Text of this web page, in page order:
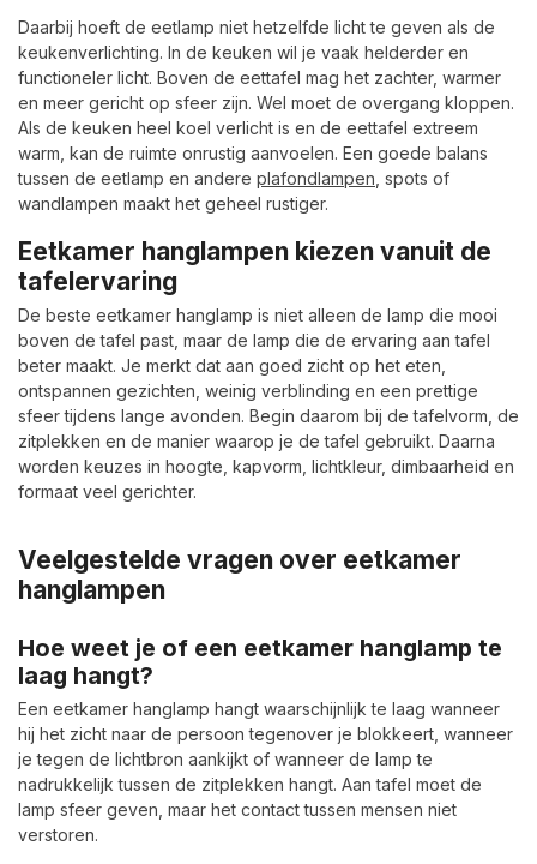
Daarbij hoeft de eetlamp niet hetzelfde licht te geven als de
keukenverlichting. In de keuken wil je vaak helderder en
functioneler licht. Boven de eettafel mag het zachter, warmer
en meer gericht op sfeer zijn. Wel moet de overgang kloppen.
Als de keuken heel koel verlicht is en de eettafel extreem
warm, kan de ruimte onrustig aanvoelen. Een goede balans
tussen de eetlamp en andere plafondlampen , spots of
wandlampen maakt het geheel rustiger.
Eetkamer hanglampen kiezen vanuit de
tafelervaring
De beste eetkamer hanglamp is niet alleen de lamp die mooi
boven de tafel past, maar de lamp die de ervaring aan tafel
beter maakt. Je merkt dat aan goed zicht op het eten,
ontspannen gezichten, weinig verblinding en een prettige
sfeer tijdens lange avonden. Begin daarom bij de tafelvorm, de
zitplekken en de manier waarop je de tafel gebruikt. Daarna
worden keuzes in hoogte, kapvorm, lichtkleur, dimbaarheid en
formaat veel gerichter.
Veelgestelde vragen over eetkamer
hanglampen
Hoe weet je of een eetkamer hanglamp te
laag hangt?
Een eetkamer hanglamp hangt waarschijnlijk te laag wanneer
hij het zicht naar de persoon tegenover je blokkeert, wanneer
je tegen de lichtbron aankijkt of wanneer de lamp te
nadrukkelijk tussen de zitplekken hangt. Aan tafel moet de
lamp sfeer geven, maar het contact tussen mensen niet
verstoren.